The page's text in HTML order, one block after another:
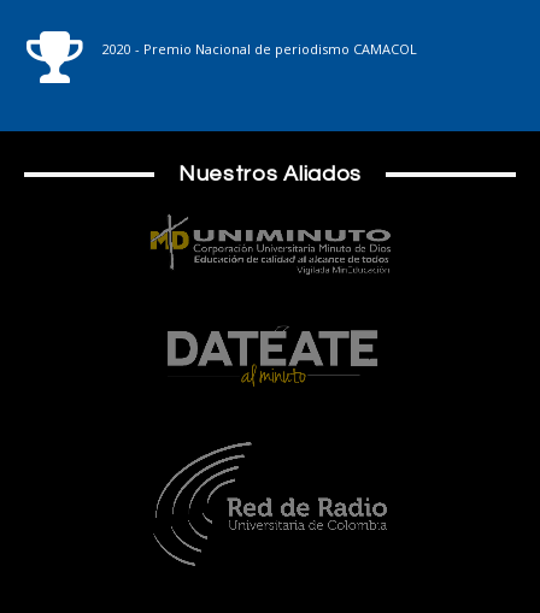
2020 - Premio Nacional de periodismo CAMACOL
Nuestros Aliados